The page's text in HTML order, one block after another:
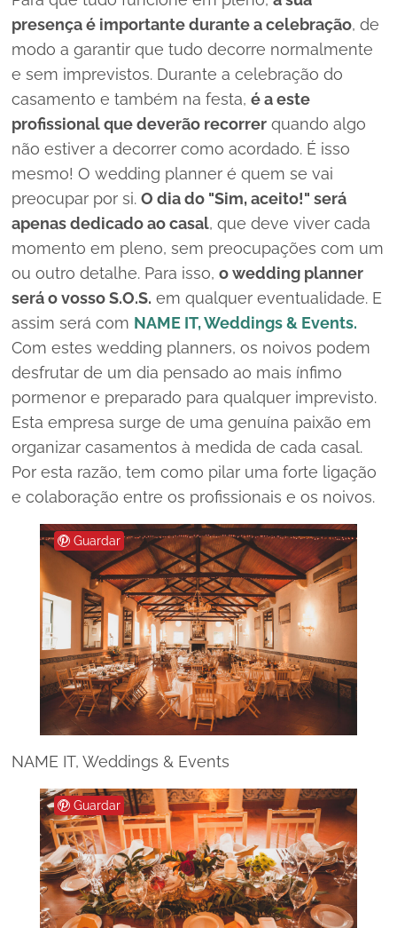
presença é importante durante a celebração, de
modo a garantir que tudo decorre normalmente
e sem imprevistos. Durante a celebração do
casamento e também na festa, é a este
profissional que deverão recorrer quando algo
não estiver a decorrer como acordado. É isso
mesmo! O wedding planner é quem se vai
preocupar por si. O dia do "Sim, aceito!" será
apenas dedicado ao casal, que deve viver cada
momento em pleno, sem preocupações com um
ou outro detalhe. Para isso, owedding planner
será o vosso S.O.S. em qualquer eventualidade. E
assim será com NAME IT, Weddings & Events.
Com estes wedding planners, os noivos podem
desfrutar de um dia pensado ao mais ínfimo
pormenor e preparado para qualquer imprevisto.
Esta empresa surge de uma genuína paixão em
organizar casamentos à medida de cada casal.
Por esta razão, tem como pilar uma forte ligação
e colaboração entre os profissionais e os noivos.
Guardar
NAME IT, Weddings & Events
Guardar